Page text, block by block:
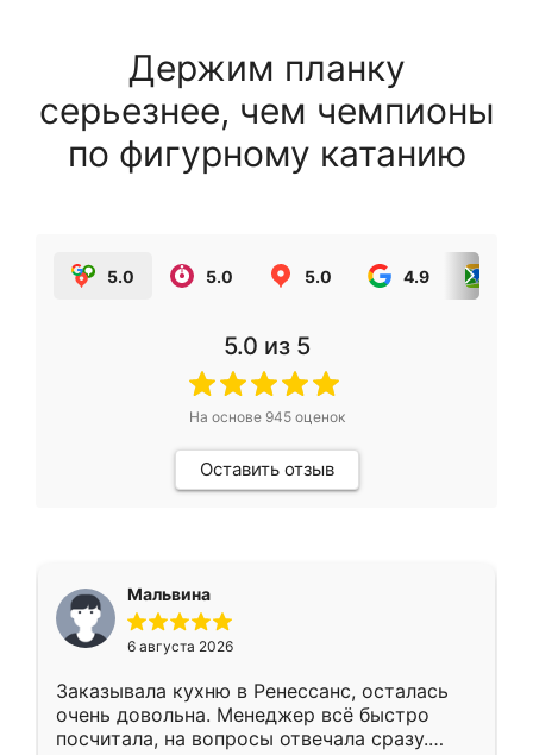
Держим планку
серьезнее, чем чемпионы
по фигурному катанию
5.0 5.0 5.0 4.9
5.0 из 5
На основе 945оценок
Оставить отзыв
Мальвина
6 августа 2026
Заказывала кухню в Ренессанс, осталась
очень довольна. Менеджер всё быстро
посчитала, на вопросы отвечала сразу.